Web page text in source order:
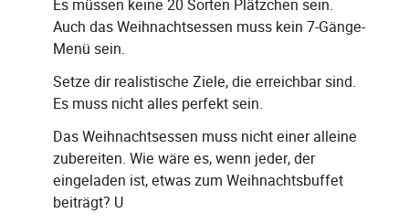
Es müssen keine 20 Sorten Plätzchen sein.
Auch das Weihnachtsessen muss kein 7-Gänge-
Menü sein.
Setze dir realistische Ziele, die erreichbar sind.
Es muss nicht alles perfekt sein.
Das Weihnachtsessen muss nicht einer alleine
zubereiten. Wie wäre es, wenn jeder, der
eingeladen ist, etwas zum Weihnachtsbuffet
beiträgt? U